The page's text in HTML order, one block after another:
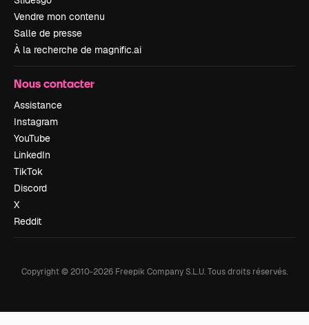
Vendre mon contenu
Salle de presse
À la recherche de magnific.ai
Nous contacter
Assistance
Instagram
YouTube
LinkedIn
TikTok
Discord
X
Reddit
Copyright © 2010-2026 Freepik Company S.L.U.Tous droits réservés.